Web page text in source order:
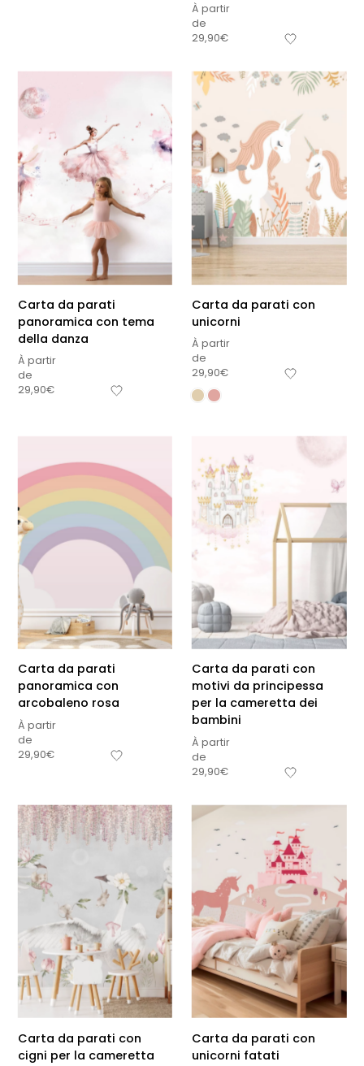
À partir
de
29,90€
Carta da parati
panoramica con tema
della danza
À partir
de
29,90€
Carta da parati con
unicorni
À partir
de
29,90€
Carta da parati
panoramica con
arcobaleno rosa
À partir
de
29,90€
Carta da parati con
motivi da principessa
per la cameretta dei
bambini
À partir
de
29,90€
Carta da parati con
cigni per la cameretta
Carta da parati con
unicorni fatati